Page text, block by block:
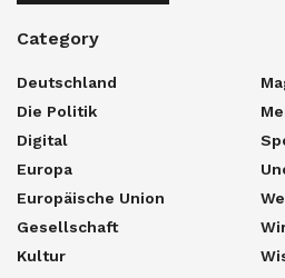
Category
Deutschland
Die Politik
Digital
Europa
Europäische Union
Gesellschaft
Kultur